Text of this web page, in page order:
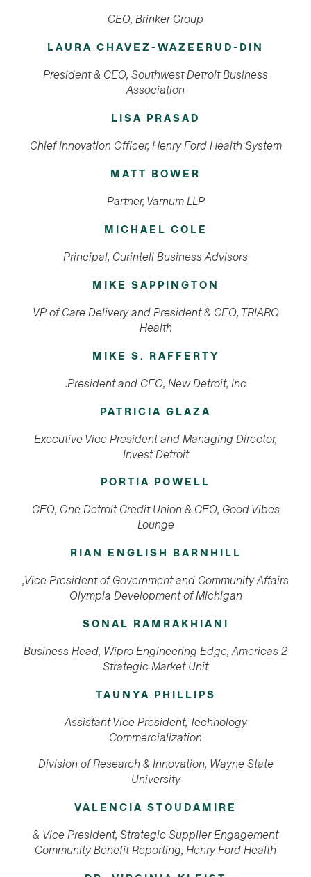
CEO, Brinker Group
LAURA CHAVEZ-WAZEERUD-DIN
President & CEO, Southwest Detroit Business
Association
LISA PRASAD
Chief Innovation Officer, Henry Ford Health System
MATT BOWER
Partner, Varnum LLP
MICHAEL COLE
Principal, Curintell Business Advisors
MIKE SAPPINGTON
VP of Care Delivery and President & CEO, TRIARQ
Health
MIKE S. RAFFERTY
President and CEO, New Detroit, Inc.
PATRICIA GLAZA
Executive Vice President and Managing Director,
Invest Detroit
PORTIA POWELL
CEO, One Detroit Credit Union & CEO, Good Vibes
Lounge
RIAN ENGLISH BARNHILL
Vice President of Government and Community Affairs,
Olympia Development of Michigan
SONAL RAMRAKHIANI
Business Head, Wipro Engineering Edge, Americas 2
Strategic Market Unit
TAUNYA PHILLIPS
Assistant Vice President, Technology
Commercialization
Division of Research & Innovation, Wayne State
University
VALENCIA STOUDAMIRE
Vice President,Strategic Supplier Engagement &
Community Benefit Reporting, Henry Ford Health